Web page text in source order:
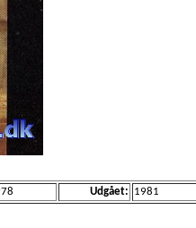
Udgået: 1981